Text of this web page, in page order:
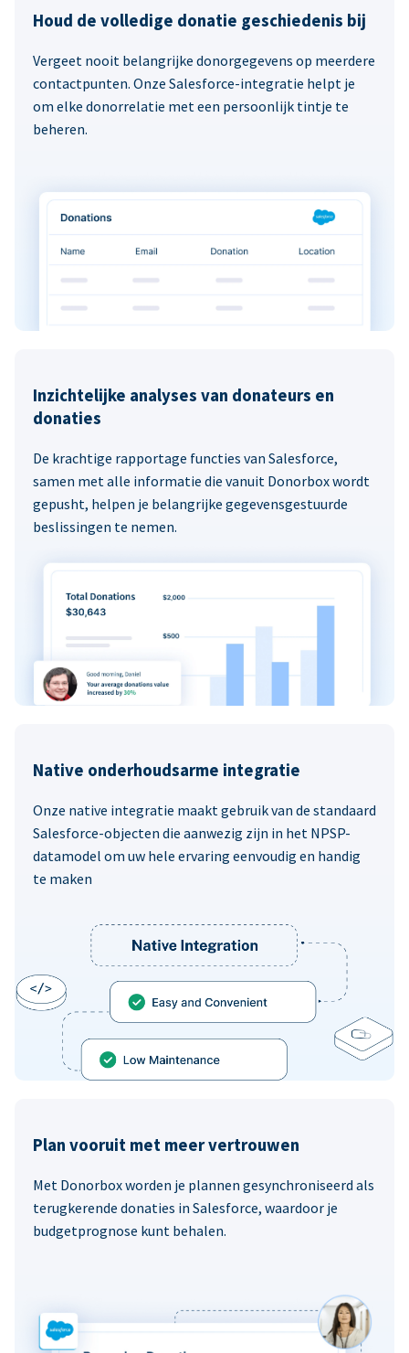
Houd de volledige donatie geschiedenis bij
Vergeet nooit belangrijke donorgegevens op meerdere
contactpunten. Onze Salesforce-integratie helpt je
om elke donorrelatie met een persoonlijk tintje te
beheren.
Inzichtelijke analyses van donateurs en
donaties
De krachtige rapportage functies van Salesforce,
samen met alle informatie die vanuit Donorbox wordt
gepusht, helpen je belangrijke gegevensgestuurde
beslissingen te nemen.
Native onderhoudsarme integratie
Onze native integratie maakt gebruik van de standaard
Salesforce-objecten die aanwezig zijn in het NPSP-
datamodel om uw hele ervaring eenvoudig en handig
te maken
Plan vooruit met meer vertrouwen
Met Donorbox worden je plannen gesynchroniseerd als
terugkerende donaties in Salesforce, waardoor je
budgetprognose kunt behalen.